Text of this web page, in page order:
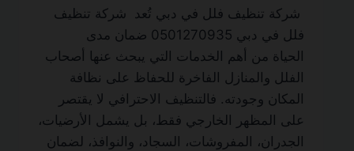
شركة تنظيف فلل في دبي تُعد شركة تنظيف
فلل في دبي 0501270935 ضمان مدى
الحياة من أهم الخدمات التي يبحث عنها أصحاب
الفلل والمنازل الفاخرة للحفاظ على نظافة
المكان وجودته. فالتنظيف الاحترافي لا يقتصر
على المظهر الخارجي فقط، بل يشمل الأرضيات،
الجدران، المفروشات، السجاد، والنوافذ، لضمان